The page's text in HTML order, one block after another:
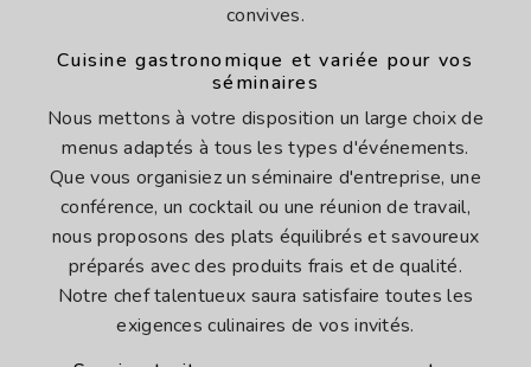
convives.
Cuisine gastronomique et variée pour vos
séminaires
Nous mettons à votre disposition un large choix de
menus adaptés à tous les types d'événements.
Que vous organisiez un séminaire d'entreprise, une
conférence, un cocktail ou une réunion de travail,
nous proposons des plats équilibrés et savoureux
préparés avec des produits frais et de qualité.
Notre chef talentueux saura satisfaire toutes les
exigences culinaires de vos invités.